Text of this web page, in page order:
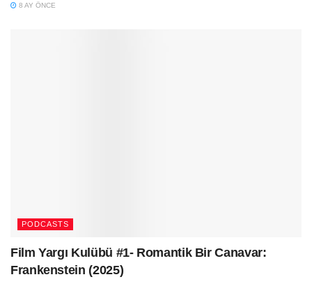
8 AY ÖNCE
PODCASTS
Film Yargı Kulübü #1- Romantik Bir Canavar:
Frankenstein (2025)